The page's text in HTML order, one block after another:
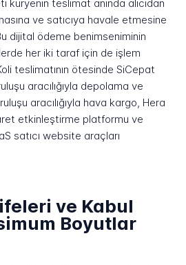
kuryenin teslimat anında alıcıdan
ve satıcıya havale etmesine
dijital ödeme benimseniminin
her iki taraf için de işlem
teslimatının ötesinde SiCepat
aracılığıyla depolama ve
aracılığıyla hava kargo, Hera
etkinleştirme platformu ve
satıcı website araçları
ve Kabul
Boyutlar